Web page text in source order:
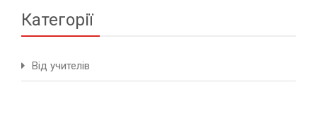
Категорії
Від учителів